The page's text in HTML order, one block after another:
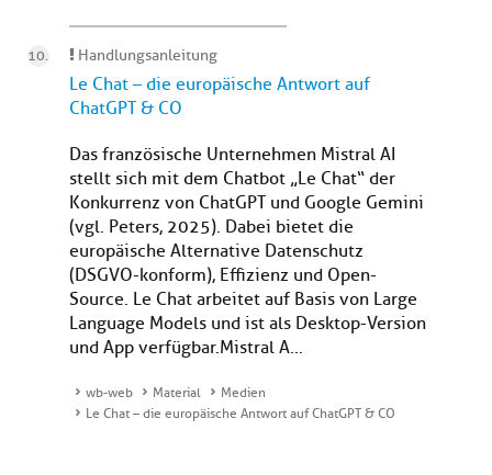
Handlungsanleitung
Le Chat – die europäische Antwort auf
ChatGPT & CO
Das französische Unternehmen Mistral AI
stellt sich mit dem Chatbot „Le Chat“ der
Konkurrenz von ChatGPT und Google Gemini
(vgl. Peters, 2025). Dabei bietet die
europäische Alternative Datenschutz
(DSGVO-konform), Effizienz und Open-
Source. Le Chat arbeitet auf Basis von Large
Language Models und ist als Desktop-Version
und App verfügbar.Mistral A...
wb-web Material
Medien
Le Chat – die europäische Antwort auf ChatGPT & CO